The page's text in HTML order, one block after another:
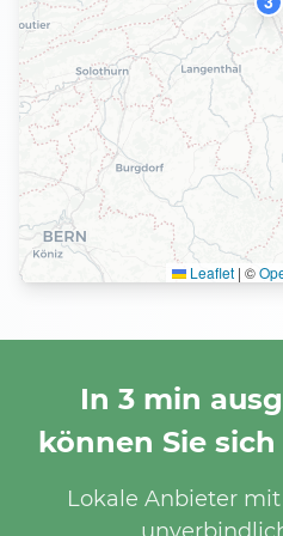
Leaflet | ©
In 3 min
können Sie
Lokale Anbieter